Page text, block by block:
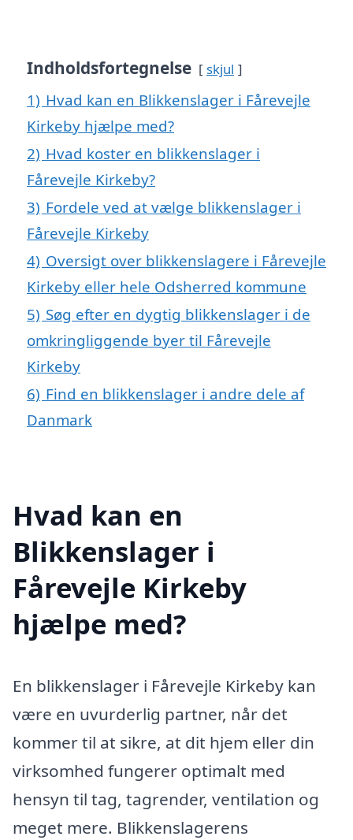
Indholdsfortegnelse skjul
1) Hvad kan en Blikkenslager i Fårevejle
Kirkeby hjælpe med?
2) Hvad koster en blikkenslager i
Fårevejle Kirkeby?
3) Fordele ved at vælge blikkenslager i
Fårevejle Kirkeby
4) Oversigt over blikkenslagere i Fårevejle
Kirkeby eller hele Odsherred kommune
5) Søg efter en dygtig blikkenslager i de
omkringliggende byer til Fårevejle
Kirkeby
6) Find en blikkenslager i andre dele af
Danmark
Hvad kan en
Blikkenslager i
Fårevejle Kirkeby
hjælpe med?
En blikkenslager i Fårevejle Kirkeby kan
være en uvurderlig partner, når det
kommer til at sikre, at dit hjem eller din
virksomhed fungerer optimalt med
hensyn til tag, tagrender, ventilation og
meget mere. Blikkenslagerens